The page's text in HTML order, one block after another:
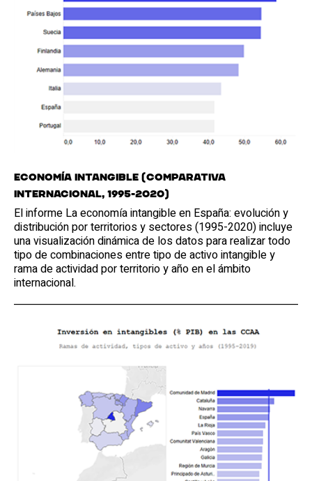
Economía Intangible (comparativa
internacional, 1995-2020)
El informe La economía intangible en España: evolución y
distribución por territorios y sectores (1995-2020) incluye
una visualización dinámica de los datos para realizar todo
tipo de combinaciones entre tipo de activo intangible y
rama de actividad por territorio y año en el ámbito
internacional.